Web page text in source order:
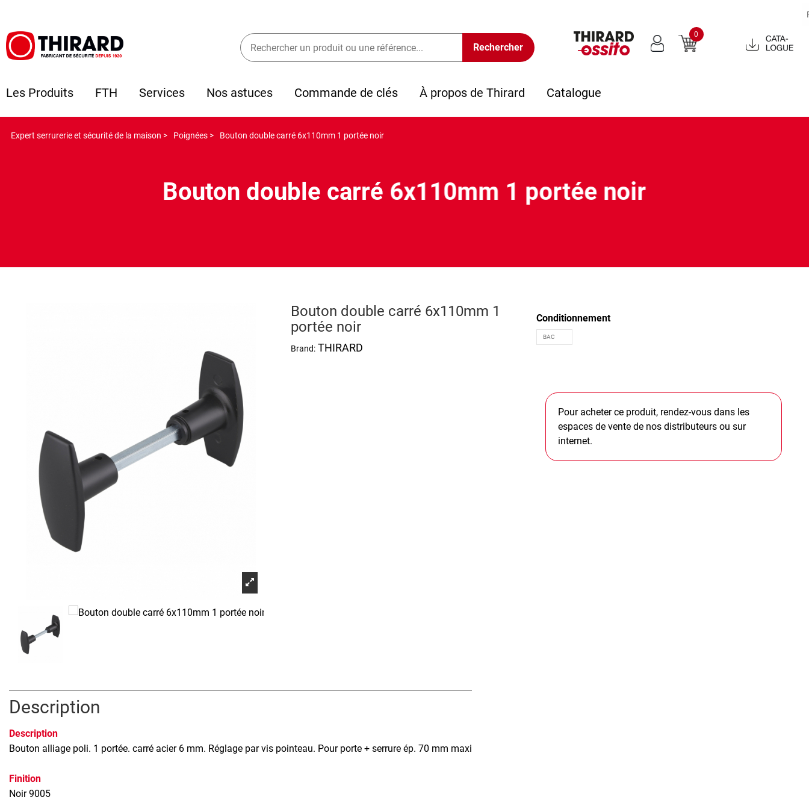
0
Catalogue
2022
Les Produits FTH Services Nos astuces Commande de clés À propos de Thirard Catalogue
Expert serrurerie et sécurité de la maison > Poignées > Bouton double carré 6x110mm 1 portée noir
Bouton double carré 6x110mm 1 portée noir
Bouton double carré 6x110mm 1
portée noir
Brand: THIRARD
Conditionnement
Pour acheter ce produit, rendez-vous dans les
espaces de vente de nos distributeurs ou sur
internet.
Description
Description
Bouton alliage poli. 1 portée. carré acier 6 mm. Réglage par vis pointeau. Pour porte + serrure ép. 70 mm maxi
Finition
Noir 9005